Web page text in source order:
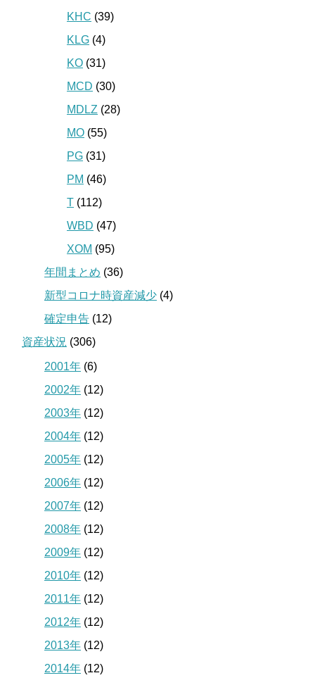
KHC (39)
KLG (4)
KO (31)
MCD (30)
MDLZ (28)
MO (55)
PG (31)
PM (46)
T (112)
WBD (47)
XOM (95)
年間まとめ (36)
新型コロナ時資産減少 (4)
確定申告 (12)
資産状況 (306)
2001年 (6)
2002年 (12)
2003年 (12)
2004年 (12)
2005年 (12)
2006年 (12)
2007年 (12)
2008年 (12)
2009年 (12)
2010年 (12)
2011年 (12)
2012年 (12)
2013年 (12)
2014年 (12)